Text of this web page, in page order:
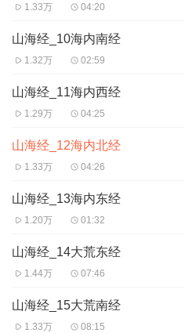
1.33万 04:20
山海经_10海内南经
1.32万 02:59
山海经_11海内西经
1.29万 04:25
山海经_12海内北经
1.33万 04:26
山海经_13海内东经
1.20万 01:32
山海经_14大荒东经
1.44万 07:46
山海经_15大荒南经
1.33万 08:15